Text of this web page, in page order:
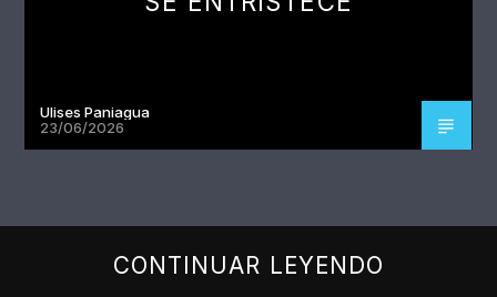
Ulises Paniagua
23/06/2026
CONTINUAR LEYENDO